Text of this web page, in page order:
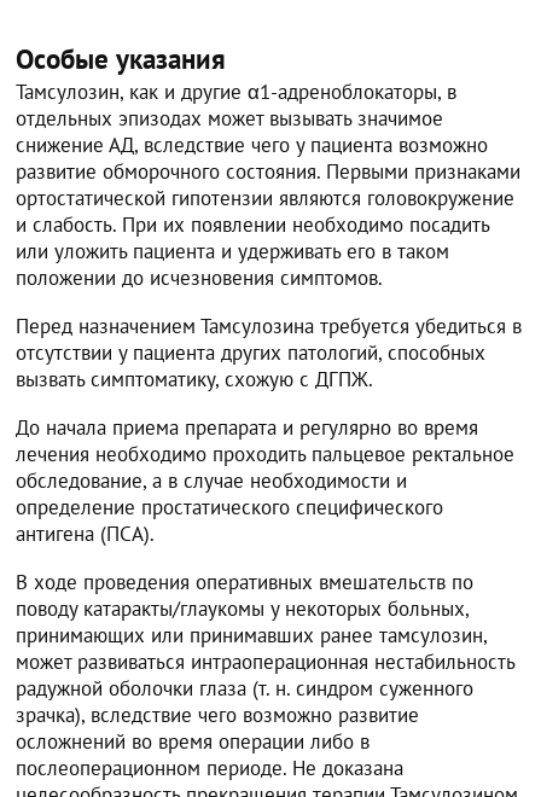
Особые указания
Тамсулозин, как и другие α1-адреноблокаторы, в
отдельных эпизодах может вызывать значимое
снижение АД, вследствие чего у пациента возможно
развитие обморочного состояния. Первыми признаками
ортостатической гипотензии являются головокружение
и слабость. При их появлении необходимо посадить
или уложить пациента и удерживать его в таком
положении до исчезновения симптомов.
Перед назначением Тамсулозина требуется убедиться в
отсутствии у пациента других патологий, способных
вызвать симптоматику, схожую с ДГПЖ.
До начала приема препарата и регулярно во время
лечения необходимо проходить пальцевое ректальное
обследование, а в случае необходимости и
определение простатического специфического
антигена (ПСА).
В ходе проведения оперативных вмешательств по
поводу катаракты/глаукомы у некоторых больных,
принимающих или принимавших ранее тамсулозин,
может развиваться интраоперационная нестабильность
радужной оболочки глаза (т. н. синдром суженного
зрачка), вследствие чего возможно развитие
осложнений во время операции либо в
послеоперационном периоде. Не доказана